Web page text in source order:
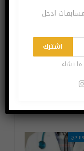
الخاصية
موجودة في
الهاتف المرتقب
المزيد عن المؤلف
ادخل
اشترك
ما تشاء